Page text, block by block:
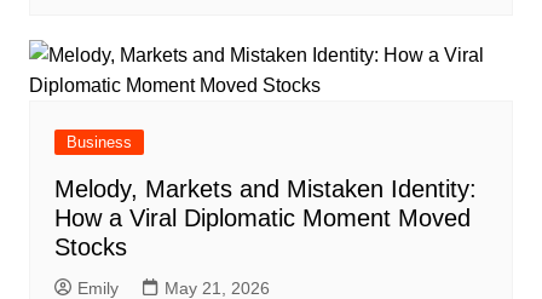
Business
Melody, Markets and Mistaken Identity:
How a Viral Diplomatic Moment Moved
Stocks
Emily May 21, 2026